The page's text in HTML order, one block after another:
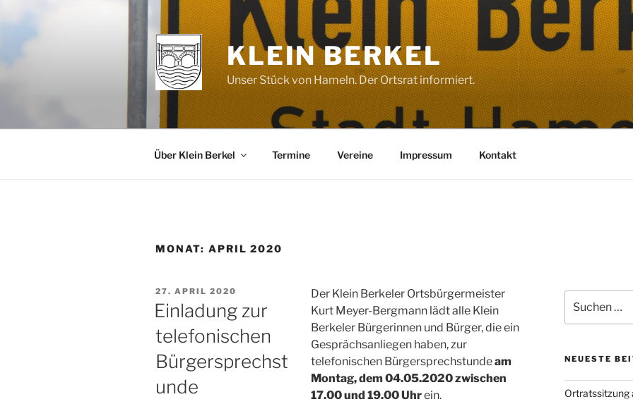
Inhalt
springen
KLEIN BERKEL
Unser Stück von Hameln. Der Ortsrat informiert.
Über Klein Berkel Termine Vereine Impressum Kontakt
MONAT: APRIL 2020
VERÖFFENTLICHT
AM
27. APRIL 2020
Einladung zur
telefonischen
Bürgersprechst
unde
Der Klein Berkeler Ortsbürgermeister
Kurt Meyer-Bergmann lädt alle Klein
Berkeler Bürgerinnen und Bürger, die ein
Gesprächsanliegen haben, zur
telefonischen Bürgersprechstundeam
Montag, dem 04.05.2020 zwischen
17.00 und 19.00 Uhrein.
nach:
NEUESTE
Ortratssitzung